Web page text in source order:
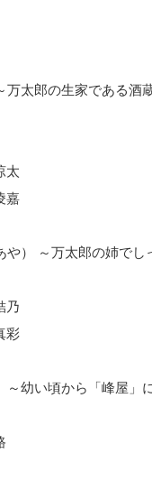
万太郎の生家である酒
太
嘉
や） ～万太郎の姉でし
乃
彩
～幼い頃から「峰屋」